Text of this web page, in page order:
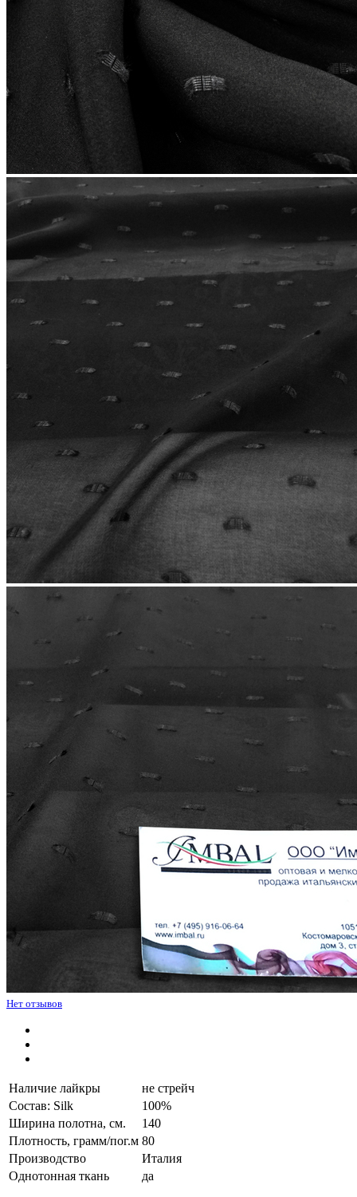
Нет отзывов
Наличие лайкры
не стрейч
Состав: Silk
100%
Ширина полотна, см.
140
Плотность, грамм/пог.м 80
Производство
Италия
Однотонная ткань
да